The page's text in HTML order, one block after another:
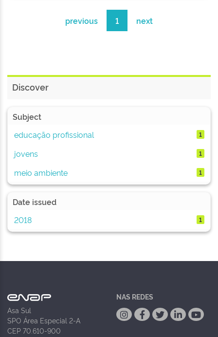
previous 1 next
Discover
Subject
educação profissional
1
jovens 1
meio ambiente 1
Date issued
2018
1
Asa Sul
SPO Área Especial 2-A
CEP 70.610-900
NAS REDES